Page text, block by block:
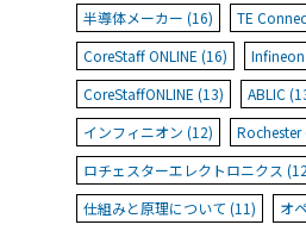
半導体メーカー (16)
TE
CoreStaff ONLINE (16)
CoreStaffONLINE (13)
ABLIC
インフィニオン (12)
Rochester
ロチェスターエレクトロニクス
仕組みと原理について (11)
オ